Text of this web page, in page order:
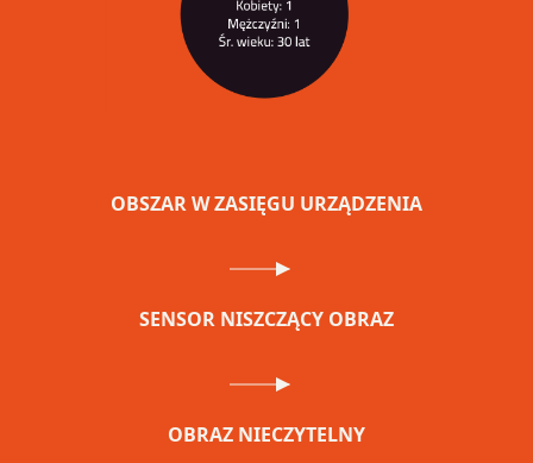
OBSZAR W ZASIĘGU URZĄDZENIA
SENSOR NISZCZĄCY OBRAZ
OBRAZ NIECZYTELNY